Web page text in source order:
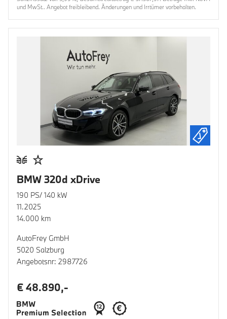
und MwSt.. Angebot freibleibend. Änderungen und Irrtümer vorbehalten.
BMW 320d xDrive
190 PS/ 140 kW
11.2025
14.000 km
AutoFrey GmbH
5020 Salzburg
Angebotsnr: 2987726
€ 48.890,-